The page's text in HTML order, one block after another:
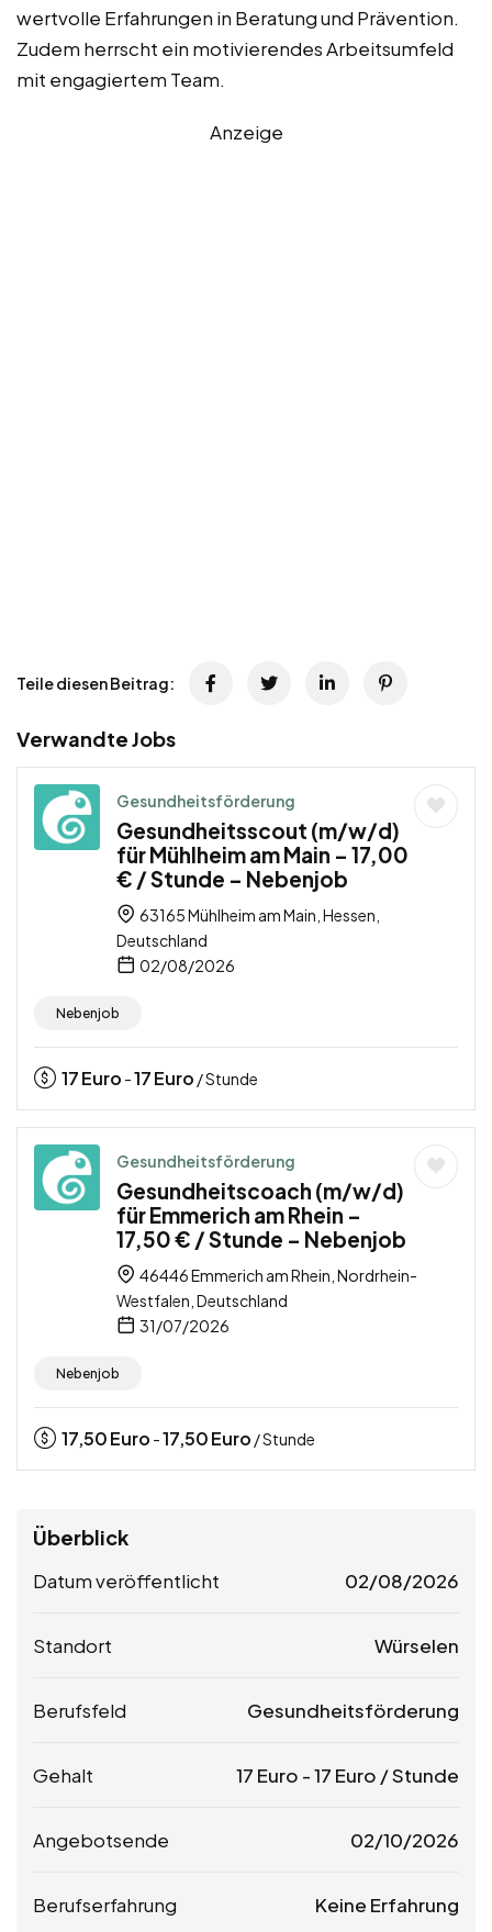
wertvolle Erfahrungen in Beratung und Prävention.
Zudem herrscht ein motivierendes Arbeitsumfeld
mit engagiertem Team.
Anzeige
Teile diesen Beitrag:
Verwandte Jobs
Gesundheitsförderung
Gesundheitsscout (m/w/d)
für Mühlheim am Main – 17,00
€ / Stunde – Nebenjob
63165 Mühlheim am Main, Hessen,
Deutschland
02/08/2026
Nebenjob
17Euro -17Euro / Stunde
Gesundheitsförderung
Gesundheitscoach (m/w/d)
für Emmerich am Rhein –
17,50 € / Stunde – Nebenjob
46446 Emmerich am Rhein, Nordrhein-
Westfalen, Deutschland
31/07/2026
Nebenjob
17,50Euro -17,50Euro / Stunde
Überblick
Datum veröffentlicht 02/08/2026
Standort Würselen
Berufsfeld Gesundheitsförderung
Gehalt 17 Euro -17 Euro / Stunde
Angebotsende 02/10/2026
Berufserfahrung Keine Erfahrung